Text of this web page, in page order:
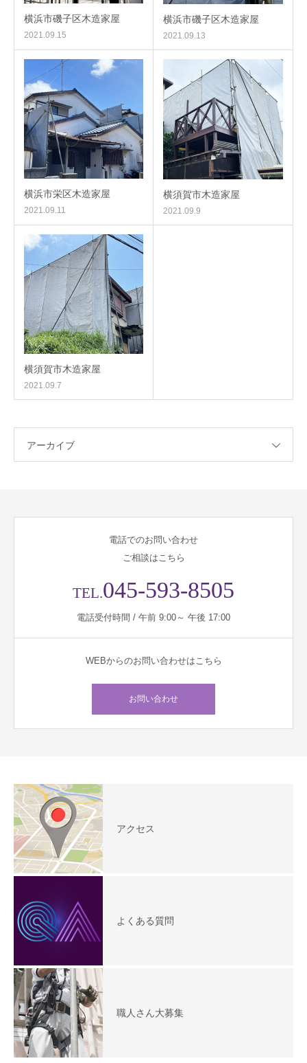
横浜市磯子区木造家屋
2021.09.15
横浜市磯子区木造家屋
2021.09.13
横浜市栄区木造家屋
2021.09.11
横須賀市木造家屋
2021.09.9
横須賀市木造家屋
2021.09.7
アーカイブ
電話でのお問い合わせ
ご相談はこちら
TEL.045-593-8505
電話受付時間 / 午前 9:00～ 午後 17:00
WEBからのお問い合わせはこちら
お問い合わせ
アクセス
よくある質問
職人さん大募集